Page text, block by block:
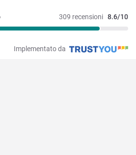
309 recensioni 8.6/10
Implementato da